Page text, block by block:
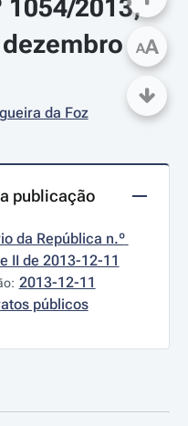
1054/2013,
da Foz
publicação
da República n.º
II de 2013-12-11
2013-12-11
públicos
AA